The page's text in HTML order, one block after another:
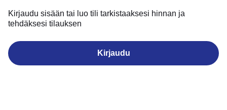
Kirjaudu sisään tai luo tili tarkistaaksesi hinnan ja
tehdäksesi tilauksen
Kirjaudu